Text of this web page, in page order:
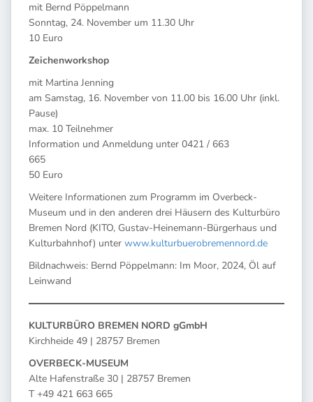
mit Bernd Pöppelmann
Sonntag, 24. November um 11.30 Uhr
10 Euro
Zeichenworkshop
mit Martina Jenning
am Samstag, 16. November von 11.00 bis 16.00 Uhr (inkl.
Pause)
max. 10 Teilnehmer
Information und Anmeldung unter 0421 / 663
665
50 Euro
Weitere Informationen zum Programm im Overbeck-
Museum und in den anderen drei Häusern des Kulturbüro
Bremen Nord (KITO, Gustav-Heinemann-Bürgerhaus und
Kulturbahnhof) unter www.kulturbuerobremennord.de
Bildnachweis: Bernd Pöppelmann: Im Moor, 2024, Öl auf
Leinwand
KULTURBÜRO BREMEN NORD gGmbH
Kirchheide 49 | 28757 Bremen
OVERBECK-MUSEUM
Alte Hafenstraße 30 | 28757 Bremen
T +49 421 663 665